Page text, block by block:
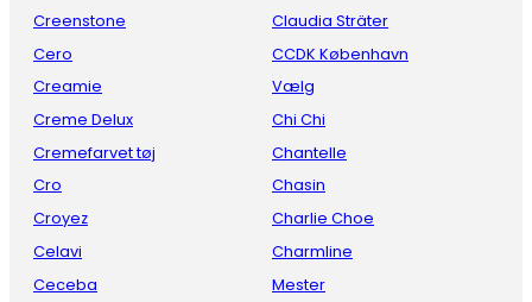
Creenstone
Cero
Creamie
Creme Delux
Cremefarvet tøj
Cro
Croyez
Celavi
Ceceba
Claudia Sträter
CCDK København
Vælg
Chi Chi
Chantelle
Chasin
Charlie Choe
Charmline
Mester